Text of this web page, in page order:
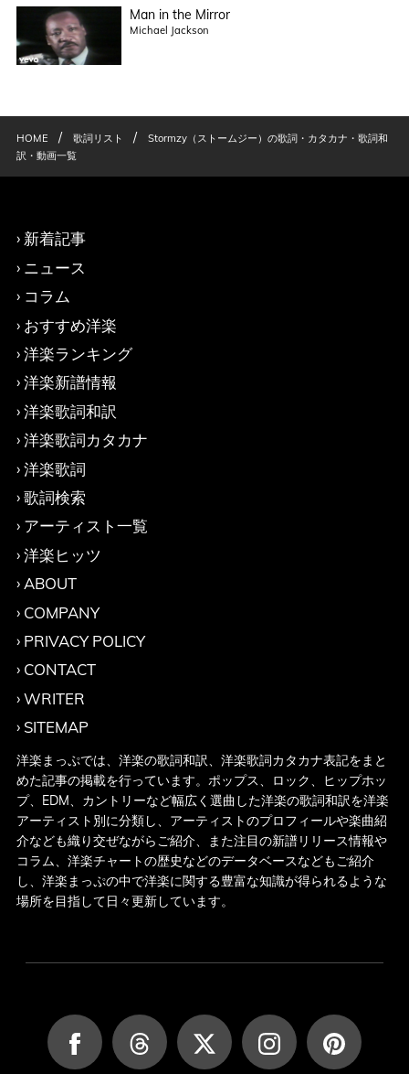
Man in the Mirror
Michael Jackson
HOME / 歌詞リスト /
Stormzy（ストームジー）の歌詞・カタカナ・歌詞和
訳・動画一覧
新着記事
ニュース
コラム
おすすめ洋楽
洋楽ランキング
洋楽新譜情報
洋楽歌詞和訳
洋楽歌詞カタカナ
洋楽歌詞
歌詞検索
アーティスト一覧
洋楽ヒッツ
ABOUT
COMPANY
PRIVACY POLICY
CONTACT
WRITER
SITEMAP
洋楽まっぷでは、洋楽の歌詞和訳、洋楽歌詞カタカナ表記をまと
めた記事の掲載を行っています。ポップス、ロック、ヒップホッ
プ、EDM、カントリーなど幅広く選曲した洋楽の歌詞和訳を洋楽
アーティスト別に分類し、アーティストのプロフィールや楽曲紹
介なども織り交ぜながらご紹介、また注目の新譜リリース情報や
コラム、洋楽チャートの歴史などのデータベースなどもご紹介
し、洋楽まっぷの中で洋楽に関する豊富な知識が得られるような
場所を目指して日々更新しています。